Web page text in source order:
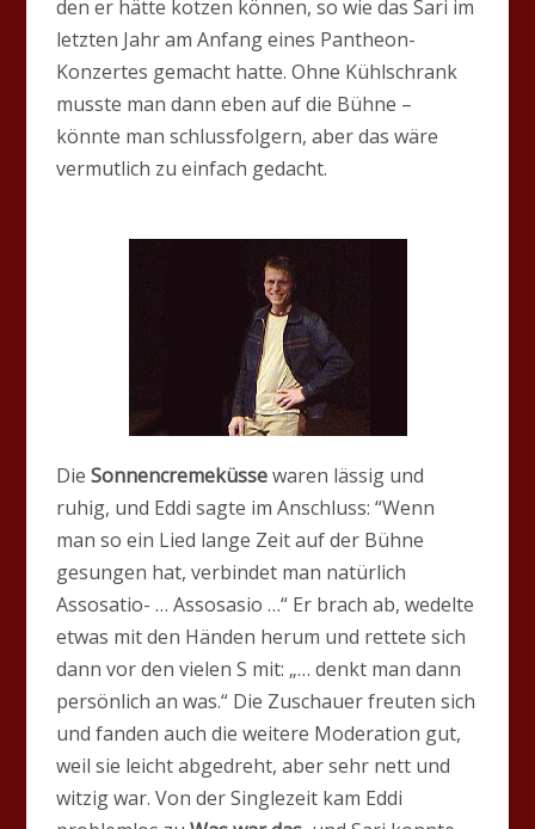
den er hätte kotzen können, so wie das Sari im
letzten Jahr am Anfang eines Pantheon-
Konzertes gemacht hatte. Ohne Kühlschrank
musste man dann eben auf die Bühne –
könnte man schlussfolgern, aber das wäre
vermutlich zu einfach gedacht.
DieSonnencremeküssewaren lässig und
ruhig, und Eddi sagte im Anschluss: “Wenn
man so ein Lied lange Zeit auf der Bühne
gesungen hat, verbindet man natürlich
Assosatio- … Assosasio …“ Er brach ab, wedelte
etwas mit den Händen herum und rettete sich
dann vor den vielen S mit: „… denkt man dann
persönlich an was.“ Die Zuschauer freuten sich
und fanden auch die weitere Moderation gut,
weil sie leicht abgedreht, aber sehr nett und
witzig war. Von der Singlezeit kam Eddi